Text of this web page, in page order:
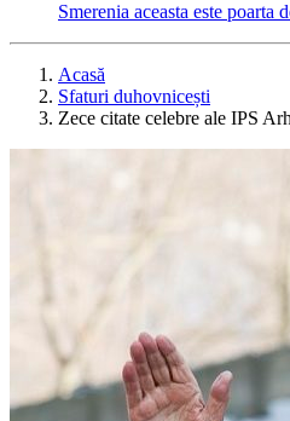
Smerenia aceasta este
Acasă
Sfaturi duhovnicești
Zece citate celebre ale IPS